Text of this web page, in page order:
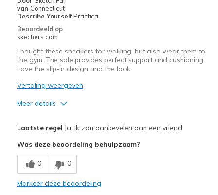
View On Shoes
van Connecticut
Describe Yourself Practical
Beoordeeld op
skechers.com
I bought these sneakers for walking, but also wear them to
the gym. The sole provides perfect support and cushioning.
Love the slip-in design and the look.
Vertaling weergeven
Meer details
Breathe Well
Comfortable
Laatste regel Ja, ik zou aanbevelen aan een vriend
Was deze beoordeling behulpzaam?
0 0
Markeer deze beoordeling